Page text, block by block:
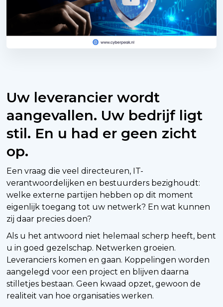
Uw leverancier wordt
aangevallen. Uw bedrijf ligt
stil. En u had er geen zicht
op.
Een vraag die veel directeuren, IT-
verantwoordelijken en bestuurders bezighoudt:
welke externe partijen hebben op dit moment
eigenlijk toegang tot uw netwerk? En wat kunnen
zij daar precies doen?
Als u het antwoord niet helemaal scherp heeft, bent
u in goed gezelschap. Netwerken groeien.
Leveranciers komen en gaan. Koppelingen worden
aangelegd voor een project en blijven daarna
stilletjes bestaan. Geen kwaad opzet, gewoon de
realiteit van hoe organisaties werken.